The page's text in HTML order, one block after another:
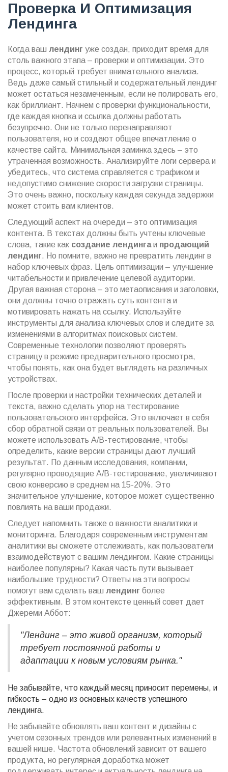
Проверка И Оптимизация
Лендинга
Когда ваш лендинг уже создан, приходит время для
столь важного этапа – проверки и оптимизации. Это
процесс, который требует внимательного анализа.
Ведь даже самый стильный и содержательный лендинг
может остаться незамеченным, если не полировать его,
как бриллиант. Начнем с проверки функциональности,
где каждая кнопка и ссылка должны работать
безупречно. Они не только перенаправляют
пользователя, но и создают общее впечатление о
качестве сайта. Минимальная заминка здесь – это
утраченная возможность. Анализируйте логи сервера и
убедитесь, что система справляется с трафиком и
недопустимо снижение скорости загрузки страницы.
Это очень важно, поскольку каждая секунда задержки
может стоить вам клиентов.
Следующий аспект на очереди – это оптимизация
контента. В текстах должны быть учтены ключевые
слова, такие как создание лендингаи продающий
лендинг. Но помните, важно не превратить лендинг в
набор ключевых фраз. Цель оптимизации – улучшение
читабельности и привлечение целевой аудитории.
Другая важная сторона – это метаописания и заголовки,
они должны точно отражать суть контента и
мотивировать нажать на ссылку. Используйте
инструменты для анализа ключевых слов и следите за
изменениями в алгоритмах поисковых систем.
Современные технологии позволяют проверять
страницу в режиме предварительного просмотра,
чтобы понять, как она будет выглядеть на различных
устройствах.
После проверки и настройки технических деталей и
текста, важно сделать упор на тестирование
пользовательского интерфейса. Это включает в себя
сбор обратной связи от реальных пользователей. Вы
можете использовать A/B-тестирование, чтобы
определить, какие версии страницы дают лучший
результат. По данным исследования, компании,
регулярно проводящие A/B-тестирование, увеличивают
свою конверсию в среднем на 15-20%. Это
значительное улучшение, которое может существенно
повлиять на ваши продажи.
Следует напомнить также о важности аналитики и
мониторинга. Благодаря современным инструментам
аналитики вы сможете отслеживать, как пользователи
взаимодействуют с вашим лендингом. Какие страницы
наиболее популярны? Какая часть пути вызывает
наибольшие трудности? Ответы на эти вопросы
помогут вам сделать ваш лендинг более
эффективным. В этом контексте ценный совет дает
Джереми Аббот:
"Лендинг – это живой организм, который
требует постоянной работы и
адаптации к новым условиям рынка."
Не забывайте, что каждый месяц приносит перемены, и
гибкость – одно из основных качеств успешного
лендинга.
Не забывайте обновлять ваш контент и дизайны с
учетом сезонных трендов или релевантных изменений в
вашей нише. Частота обновлений зависит от вашего
продукта, но регулярная доработка может